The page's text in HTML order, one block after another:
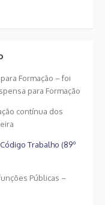
Formação – foi
para Formação
contínua dos
Código Trabalho (89º
Públicas –